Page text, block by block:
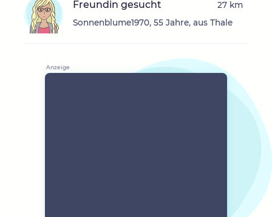
Freundin gesucht
Sonnenblume1970, 55 Jahre, aus Thale
27 km